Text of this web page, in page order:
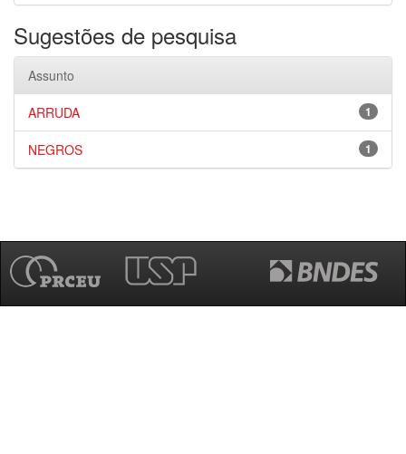
Sugestões de pesquisa
Assunto
1
ARRUDA
1
NEGROS